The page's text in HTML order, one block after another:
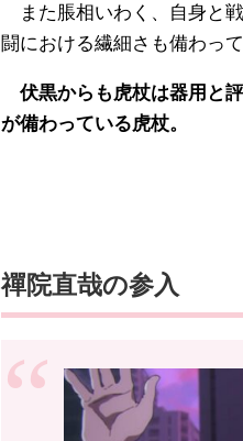
また脹相いわく、自身と
闘における繊細さも備わっ
伏黒からも虎杖は器用と
が備わっている虎杖。
禪院直哉の参入